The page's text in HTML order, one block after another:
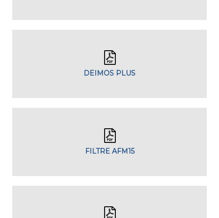
DEIMOS PLUS
FILTRE AFM15